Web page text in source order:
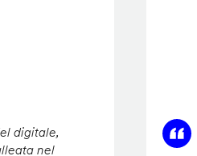
digitale,
nel